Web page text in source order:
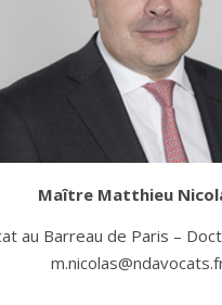
Maître Matthieu
au Barreau de Paris –